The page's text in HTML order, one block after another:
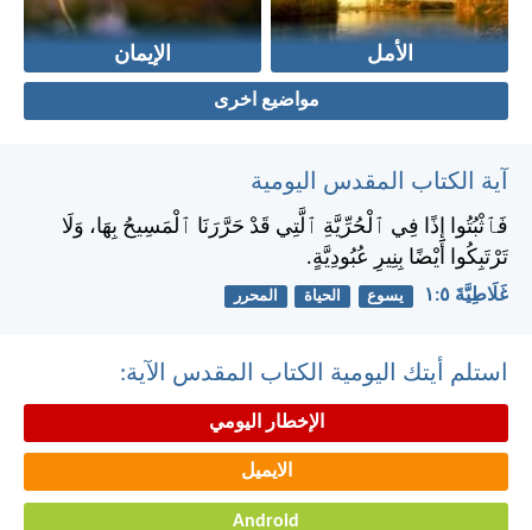
الأمل الإيمان
مواضيع اخرى
آية الكتاب المقدس اليومية
فَٱثْبُتُوا إِذًا فِي ٱلْحُرِّيَّةِ ٱلَّتِي قَدْ حَرَّرَنَا ٱلْمَسِيحُ بِهَا، وَلَا
تَرْتَبِكُوا أَيْضًا بِنِيرِ عُبُودِيَّةٍ.
غَلَاطِيَّةَ ٥:‏١ يسوع الحياة المحرر
استلم أيتك اليومية الكتاب المقدس الآية:
الإخطار اليومي
الايميل
Android